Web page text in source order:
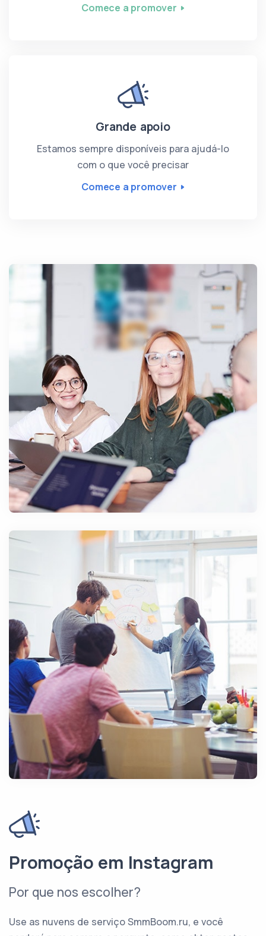
Comece a promover
Grande apoio
Estamos sempre disponíveis para ajudá-lo
com o que você precisar
Comece a promover
Promoção em Instagram
Por que nos escolher?
Use as nuvens de serviço SmmBoom.ru, e você